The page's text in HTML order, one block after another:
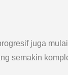
juga
semakin